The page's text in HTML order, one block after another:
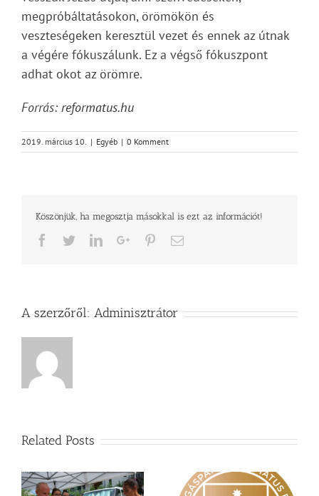
megpróbáltatásokon, örömökön és
veszteségeken keresztül vezet és ennek az útnak
a végére fókuszálunk. Ez a végső fókuszpont
adhat okot az örömre.
Forrás: reformatus.hu
2019. március 10. | Egyéb | 0 Komment
Köszönjük, ha megosztja másokkal is ezt az információt!
Facebook
TwitterLinkedInGoogle+PinterestEmail
A szerzőről: Adminisztrátor
Related Posts